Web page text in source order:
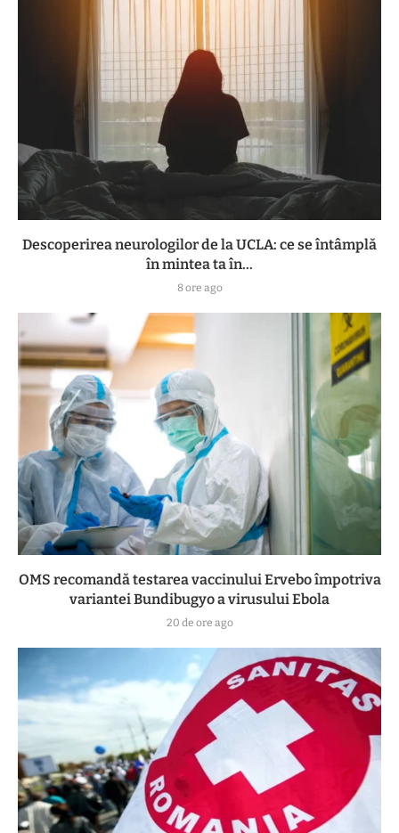
Descoperirea neurologilor de la UCLA: ce se întâmplă
în mintea ta în...
8 ore ago
OMS recomandă testarea vaccinului Ervebo împotriva
variantei Bundibugyo a virusului Ebola
20 de ore ago